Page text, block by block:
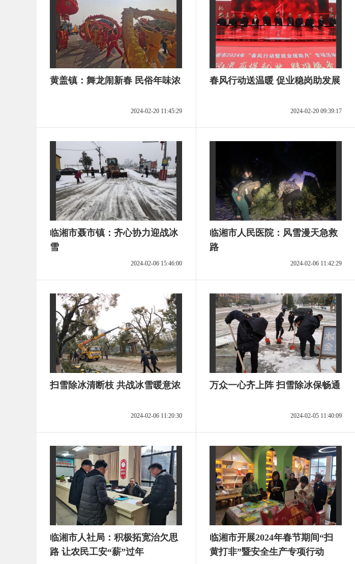
黄盖镇：舞龙闹新春 民俗年味浓
2024-02-20 11:45:29
春风行动送温暖 促业稳岗助发展
2024-02-20 09:39:17
临湘市聂市镇：齐心协力迎战冰
雪
2024-02-06 15:46:00
临湘市人民医院：风雪漫天急救
路
2024-02-06 11:42:29
扫雪除冰清断枝 共战冰雪暖意浓
2024-02-06 11:20:30
万众一心齐上阵 扫雪除冰保畅通
2024-02-05 11:40:09
临湘市人社局：积极拓宽治欠思
路 让农民工安“薪”过年
临湘市开展2024年春节期间“扫
黄打非”暨安全生产专项行动